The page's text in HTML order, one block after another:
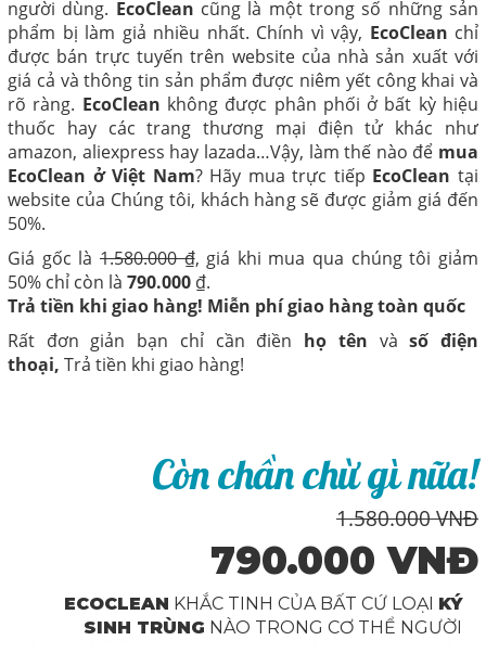
người dùng. EcoClean cũng là một trong số những sản
phẩm bị làm giả nhiều nhất. Chính vì vậy, EcoClean chỉ
được bán trực tuyến trên website của nhà sản xuất với
giá cả và thông tin sản phẩm được niêm yết công khai và
rõ ràng. EcoClean không được phân phối ở bất kỳ hiệu
thuốc hay các trang thương mại điện tử khác như
amazon, aliexpress hay lazada…Vậy, làm thế nào để mua
EcoClean ở Việt Nam? Hãy mua trực tiếp EcoCleantại
website của Chúng tôi, khách hàng sẽ được giảm giá đến
50%.
Giá gốc là 1.580.000 ₫, giá khi mua qua chúng tôi giảm
50% chỉ còn là 790.000 ₫.
Trả tiền khi giao hàng! Miễn phí giao hàng toàn quốc
Rất đơn giản bạn chỉ cần điền họ tên vàsố điện
thoại, Trả tiền khi giao hàng!
Còn chần chừ gì nữa!
1.580.000 VNĐ
790.000 VNĐ
ECOCLEAN KHẮC TINH CỦA BẤT CỨ LOẠI KÝ
SINH TRÙNG NÀO TRONG CƠ THỂ NGƯỜI